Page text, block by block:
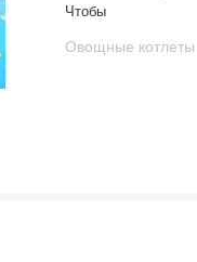
Чтобы
Овощные котлеты